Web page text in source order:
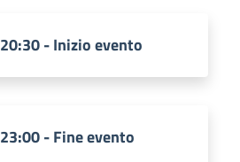
20:30 - Inizio evento
23:00 - Fine evento